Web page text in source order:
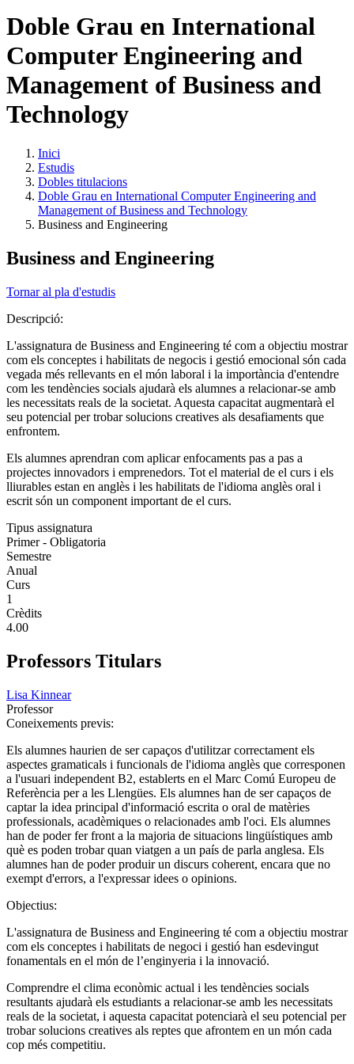
Doble Grau en International
Computer Engineering and
Management of Business and
Technology
Inici
Estudis
Dobles titulacions
Doble Grau en International Computer Engineering and
Management of Business and Technology
Business and Engineering
Business and Engineering
Tornar al pla d'estudis
Descripció:
L'assignatura de Business and Engineering té com a objectiu mostrar
com els conceptes i habilitats de negocis i gestió emocional són cada
vegada més rellevants en el món laboral i la importància d'entendre
com les tendències socials ajudarà els alumnes a relacionar-se amb
les necessitats reals de la societat. Aquesta capacitat augmentarà el
seu potencial per trobar solucions creatives als desafiaments que
enfrontem.
Els alumnes aprendran com aplicar enfocaments pas a pas a
projectes innovadors i emprenedors. Tot el material de el curs i els
lliurables estan en anglès i les habilitats de l'idioma anglès oral i
escrit són un component important de el curs.
Tipus assignatura
Primer - Obligatoria
Semestre
Anual
Curs
1
Crèdits
4.00
Professors Titulars
Lisa Kinnear
Professor
Coneixements previs:
Els alumnes haurien de ser capaços d'utilitzar correctament els
aspectes gramaticals i funcionals de l'idioma anglès que corresponen
a l'usuari independent B2, establerts en el Marc Comú Europeu de
Referència per a les Llengües. Els alumnes han de ser capaços de
captar la idea principal d'informació escrita o oral de matèries
professionals, acadèmiques o relacionades amb l'oci. Els alumnes
han de poder fer front a la majoria de situacions lingüístiques amb
què es poden trobar quan viatgen a un país de parla anglesa. Els
alumnes han de poder produir un discurs coherent, encara que no
exempt d'errors, a l'expressar idees o opinions.
Objectius:
L'assignatura de Business and Engineering té com a objectiu mostrar
com els conceptes i habilitats de negoci i gestió han esdevingut
fonamentals en el món de l’enginyeria i la innovació.
Comprendre el clima econòmic actual i les tendències socials
resultants ajudarà els estudiants a relacionar-se amb les necessitats
reals de la societat, i aquesta capacitat potenciarà el seu potencial per
trobar solucions creatives als reptes que afrontem en un món cada
cop més competitiu.